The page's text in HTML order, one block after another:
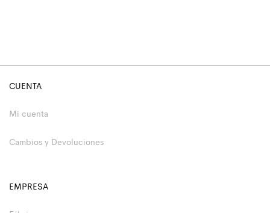
CUENTA
Mi cuenta
Cambios y Devoluciones
EMPRESA